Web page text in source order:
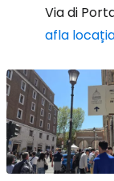
Via di
afla